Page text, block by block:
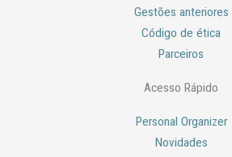
Gestões anteriores
Código de ética
Parceiros
Acesso Rápido
Personal Organizer
Novidades